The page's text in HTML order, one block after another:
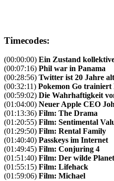
Timecodes:
(00:00:00) Ein Zustand
(00:07:16) Phil war in Panama
(00:28:56) Twitter ist 20 Jahre alt
(00:32:11) Pokemon Go
(00:59:02) Die Wahrhaftigkeit
(01:04:00) Neuer Apple CEO
(01:13:36) Film: The Drama
(01:20:55) Film: Sentimental
(01:29:50) Film: Rental Family
(01:40:40) Passkeys im Internet
(01:49:45) Film: Conjuring 4
(01:51:40) Film: Der wilde Planet
(01:55:15) Film: Lifehack
(01:59:06) Film: Michael